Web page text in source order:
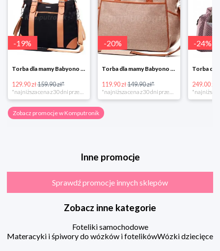
-19%
Torba dla mamy Babyono 1505/01 Comfort Icoinic 5/5
129.90 zł159.90 zł*
-20%
Torba dla mamy Babyono 1507/01 Comfort Chic w super cenie
119.90 zł149.90 zł*
-24%
249.00 zł
Zobacz promocje w Komputronik
Inne promocje
Sprawdź promocje innych sklepów
Zobacz inne kategorie
Foteliki samochodowe
Materacyki i śpiwory do wózków i fotelikówWózki dziecięce